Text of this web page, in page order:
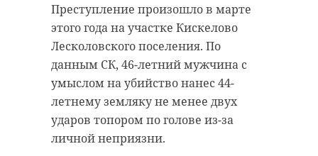
Преступление произошло в марте
этого года на участке Кискелово
Лесколовского поселения. По
данным СК, 46-летний мужчина с
умыслом на убийство нанес 44-
летнему земляку не менее двух
ударов топором по голове из-за
личной неприязни.
области Александр Дрозденко.
Он пояснил, что это первая икона
в знаменитом деисусном ряду,
возведенном в 1438 году. В начале
XVI века иконостас расширили и
дополнили.
"Профи".
В результате один человек
получил травмы. Подробности о
его состоянии уточняются.
В МЧС напоминают: если после
ДТП разлилось топливо, нельзя
курить и разводить огонь. Не